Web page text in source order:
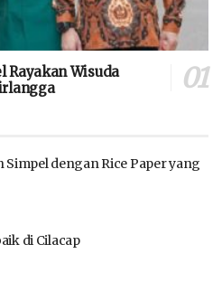
Rayakan Wisuda
Simpel dengan Rice Paper yang
di Cilacap